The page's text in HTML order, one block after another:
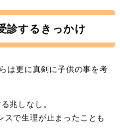
診するきっかけ
は更に真剣に子供の事を考
兆しなし。
で生理が止まったことも